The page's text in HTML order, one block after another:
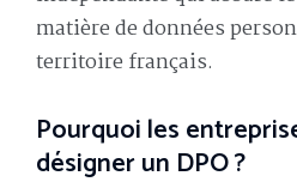
matière de données
territoire français.
Pourquoi les
désigner un DPO ?